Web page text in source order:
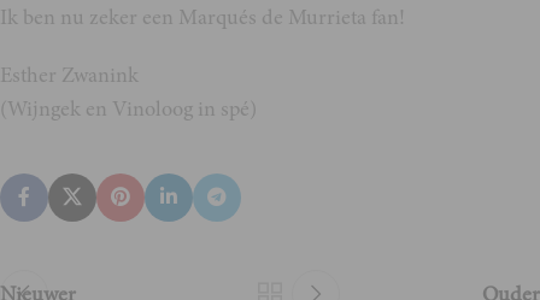
Ik ben nu zeker een Marqués de Murrieta fan!
Esther Zwanink
(Wijngek en Vinoloog in spé)
Nieuwer Ouder